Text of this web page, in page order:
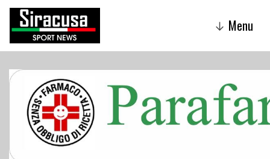
↓ Menu